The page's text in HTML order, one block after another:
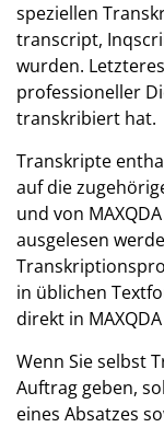
speziellen
transcript,
wurden.
professioneller
transkribiert hat.
Transkripte
auf die
und von
ausgelesen
in üblichen
direkt in
Wenn Sie selbst
Auftrag geben,
eines Absatzes